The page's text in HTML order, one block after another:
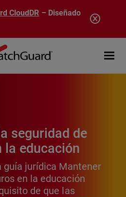
CloudDR – Diseñado
Open
seguridad de
la educación
guía jurídica Mantener
en la educación
de que las